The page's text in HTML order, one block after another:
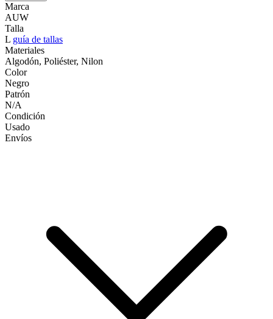
Marca
AUW
Talla
L guía de tallas
Materiales
Algodón, Poliéster, Nilon
Color
Negro
Patrón
N/A
Condición
Usado
Envíos